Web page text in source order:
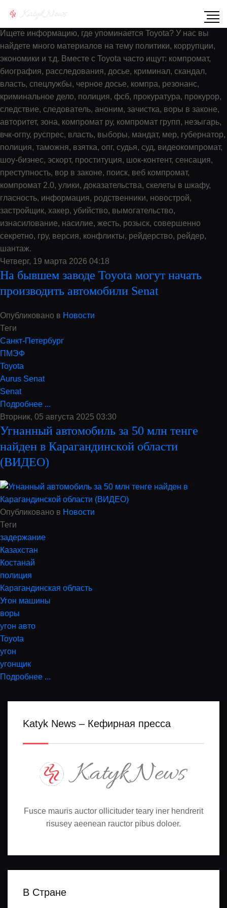
Показать содержимое по тегу: Toyota
Ищете информацию, где упоминается Toyota? У нас вы
найдете много материалов на тему политики, коррупции,
экономики и т.д. Вместе с Toyota часто ищут: компромат,
биография, расследования, досье, криминал, скандал,
власть, спецлужбы, черное досье, компра, резонанс,
криминальное дело, полиция, фсб, прокуратура, прокурор,
следствие, следователь, аноним, зачистка, воры в законе,
авторитет, зона, компромат ру, компромат групп, незыгарь,
вчк-огпу, руспрес, власть, выборы, мандат, мер, губернатор,
полиция, таможня, взятка, опг, судья, суд, видеокомпромат,
шоу-бизнес, эскорт, проституция, шок-контент, сенсация,
преступность, вор в законе, поиск, веб компромат,
компромат 2.0, улики, доказательства, скелеты в шкафу,
гласность, информация, родственники, новострой,
застройщик, хакер, убийство, вымогательство,
изнасилование, насилие, жесть, розыск, совершенно
секретно, гру, версия, конфликты, рейдерство, рейдер,
шантаж.
Четверг, 19 марта 2026 04:18
На бывшем заводе Toyota могут начать
производить автомобили Senat
Опубликовано в Новости
Теги
Санкт-Петербург
ПМЭФ
Toyota
Aurus Senat
Senat
Подробнее ...
Вторник, 05 августа 2025 03:30
Угнанный автомобиль за 50 млн тенге
найден в Карагандинской области
(ВИДЕО)
Опубликовано в Новости
Теги
задержание
Казахстан
Костанай
полиция
Карагандинская область
Угон машины
воры
угон авто
Toyota
угон
угонщик
Подробнее ...
Katyk News – Кефирная пресса
Fusce mauris auctor ollicituder teary iner hendrerit
risusey aeenean rauctor pibus doloer.
В Стране